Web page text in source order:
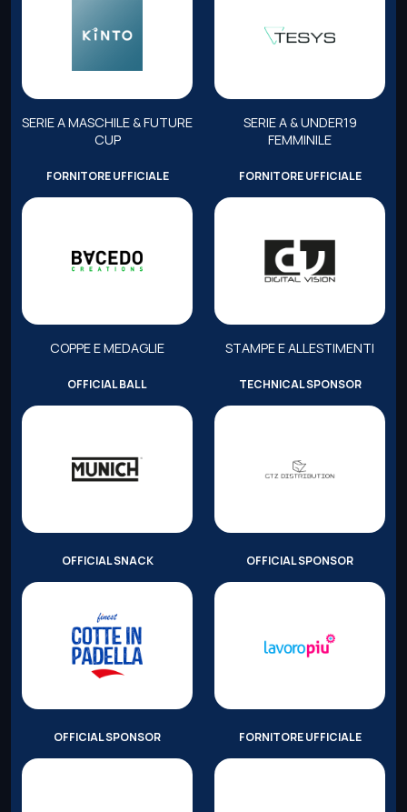
SERIE A MASCHILE & FUTURE
CUP
SERIE A & UNDER19
FEMMINILE
FORNITORE UFFICIALE
COPPE E MEDAGLIE
FORNITORE UFFICIALE
STAMPE E ALLESTIMENTI
OFFICIAL BALL TECHNICAL SPONSOR
OFFICIAL SNACK OFFICIAL SPONSOR
OFFICIAL SPONSOR FORNITORE UFFICIALE